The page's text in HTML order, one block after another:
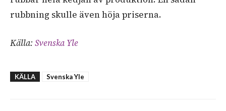
rubbning skulle även höja priserna.
Källa: Svenska Yle
KÄLLA Svenska Yle